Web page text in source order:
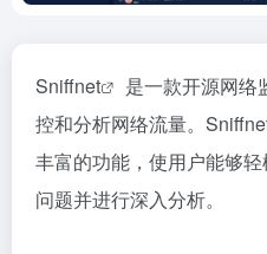
Sniffnet
是一款开源网络
控和分析网络流量。
丰富的功能，使用户能够
问题并进行深入分析。